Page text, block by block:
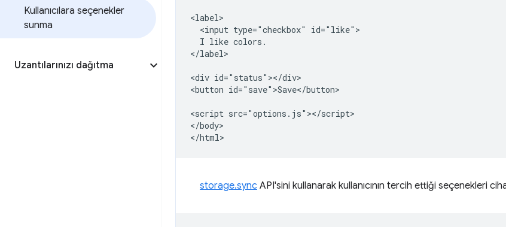
Kullanıcılara seçenekler
sunma
Uzantılarınızı dağıtma
<label>
  <input type="checkbox" id="like">
  I like colors.
</label>
<div id="status"></div>
<button id="save">Save</button>
<script src="options.js"></script>
</body>
storage.sync API'sini kullanarak kullanıcının tercih ettiği seçenekleri